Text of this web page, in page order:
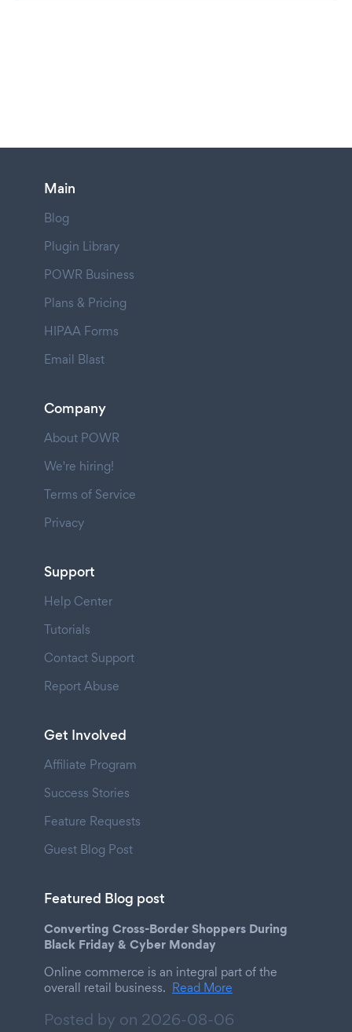
Main
Blog
Plugin Library
POWR Business
Plans & Pricing
HIPAA Forms
Email Blast
Company
About POWR
We're hiring!
Terms of Service
Privacy
Support
Help Center
Tutorials
Contact Support
Report Abuse
Get Involved
Affiliate Program
Success Stories
Feature Requests
Guest Blog Post
Featured Blog post
Converting Cross-Border Shoppers During
Black Friday & Cyber Monday
Online commerce is an integral part of the
overall retail business. Read More
Posted by on 2026-08-06